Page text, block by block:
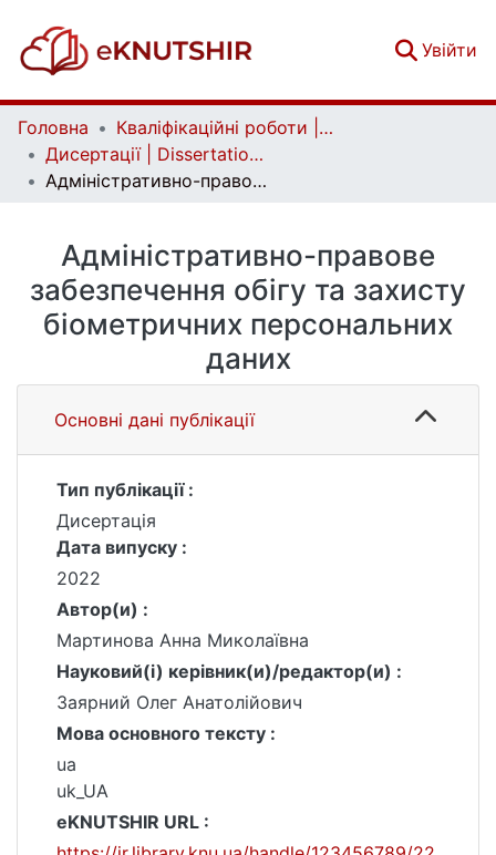
Увійти
Головна
Кваліфікаційні роботи | Qualifying works
Дисертації | Dissertations
Адміністративно-правове забезпечення обігу та захисту біометричних персональних даних
Адміністративно-правове
забезпечення обігу та захисту
біометричних персональних
даних
Основні дані публікації
Тип публікації :
Дисертація
Дата випуску :
2022
Автор(и) :
Мартинова Анна Миколаївна
Науковий(і) керівник(и)/редактор(и) :
Заярний Олег Анатолійович
Мова основного тексту :
ua
uk_UA
eKNUTSHIR URL :